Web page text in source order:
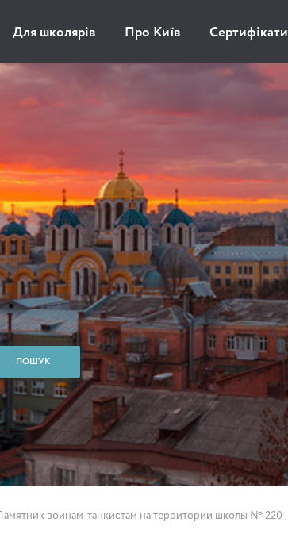
Для школярів Про Київ Сертифікати
Памятник воинам-танкистам на территории школы № 220